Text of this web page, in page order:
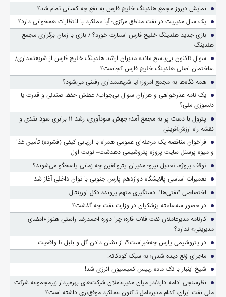
نمایش دیروز مجمع هلدینگ خلیج فارس به نفع چه کسانی تمام شد؟
یک سال مدیریت در نفت مناطق مرکزی؛ آیا عملکرد با انتظارات همخوانی دارد؟
بازی جدید هلدینگ خلیج فارس استارت خورد؟ / بازی با زمان برگزاری مجمع
هلدینگ
سوالِ تاکنون بی‌پاسخ مانده مدیران ارشد هلدینگ خلیج فارس از شریعتمداری/
ساختمان اصلی هلدینگ خلیج فارس کجاست؟
همه نگاه‌ها به مجمع امروز؛ آیا شریعتمداری رفتنی می‌شود؟
یک نامه عذرخواهی و هزاران سوال بی‌جواب/ عطش حفظ صندلی و قدرت یا
دلسوزی ملی؟
پترول با دست پر به مجمع آمد؛ جهش سودآوری، رشد ۱۱ برابری سود نقدی و
نقشه راه ارزش‌آفرینی
فراخوان مناقصه یک مرحله‌ای عمومی همراه با ارزیابی کیفی (فشرده) تأمین غذا
و میوه پرسنل سایت پروژه پتروشیمی دهدشت– نوبت اول
توقف پروژه، تعدیل نیرو؛ مدیران پتروالفین چه زمانی پاسخگو می‌شوند؟
تعمیرات اساسی پالایشگاه دوازدهم پارس جنوبی با توان داخلی آغاز شد
اختصاصی "نفتی‌ها": دستگیری متهم پرونده دکل اورینتال
در حضور سه‌ساعته پزشکیان در وزارت نفت چه گذشت؟
کارنامه مدیرعاملان نفت فلات قاره؛ چرا دوره احمدرضا راستی هنوز «امضای
مدیریتی» ندارد؟
در پتروشیمی پارس چه‌خبراست؟/ از نشان دادن گل و بلبل تا واقعیت!
ماجرای وَلع دیده شدن؛ به سبک کودکانه!
شیخ اینبار با تک ماده رییس کمیسیون انرژی شد!
نظرسنجی ادامه دارد/در میان مدیرعاملان شرکت‌های بهره‌بردار زیرمجموعه شرکت
ملی نفت ایران، کدام مدیرعامل تاکنون عملکرد موفق‌تری داشته است؟